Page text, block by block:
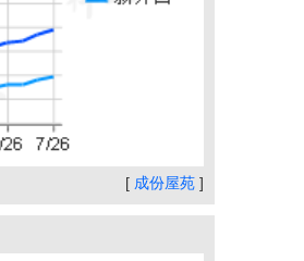
[ 成份屋苑]